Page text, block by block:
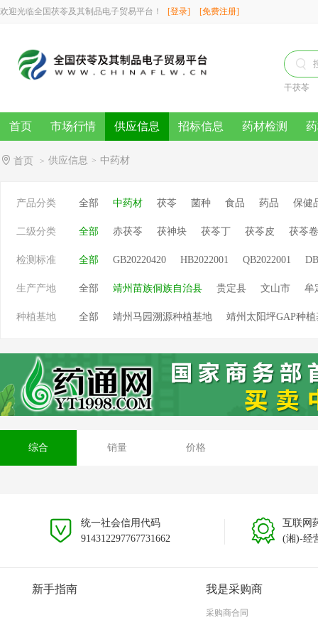
欢迎光临全国茯苓及其制品电子贸易平台！ [登录] [免费注册]

干茯苓
首页 市场行情 供应信息 招标信息 药材检测
首页 > 供应信息 > 中药材
产品分类 全部 中药材 茯苓 菌种 食品 药品 保健
二级分类 全部 赤茯苓 茯神块 茯苓丁 茯苓皮 茯苓卷
检测标准 全部 GB20220420 HB2022001 QB2022001
生产产地 全部 靖州苗族侗族自治县 贵定县 文山市 牟
种植基地 全部 靖州马园溯源种植基地
靖州太阳坪GAP种植
综合 销量 价格
统一社会信用代码
914312297767731662
互联网
(湘)-经
新手指南 我是采购商
采购商合同